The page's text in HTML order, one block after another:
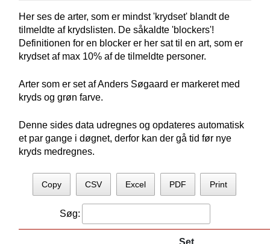
Her ses de arter, som er mindst 'krydset' blandt de
tilmeldte af krydslisten. De såkaldte 'blockers'!
Definitionen for en blocker er her sat til en art, som er
krydset af max 10% af de tilmeldte personer.
Arter som er set af Anders Søgaard er markeret med
kryds og grøn farve.
Denne sides data udregnes og opdateres automatisk
et par gange i døgnet, derfor kan der gå tid før nye
kryds medregnes.
Copy CSV Excel PDF Print
Søg:
Set